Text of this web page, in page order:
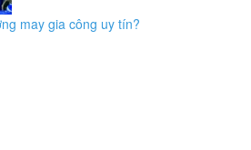
may gia công uy tín?